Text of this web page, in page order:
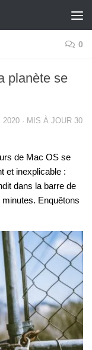
0
planète se
2020 · MIS À JOUR 30
de Mac OS se
et inexplicable :
dans la barre de
minutes. Enquêtons